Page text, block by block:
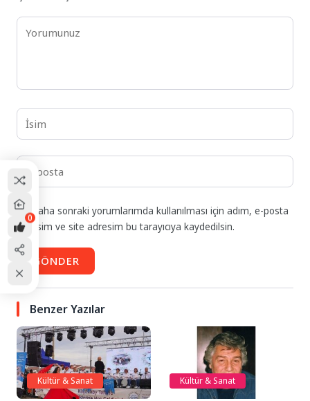
Daha sonraki yorumlarımda kullanılması için adım, e-posta
adresim ve site adresim bu tarayıcıya kaydedilsin.
GÖNDER
Benzer Yazılar
Kültür & Sanat Kültür & Sanat
0